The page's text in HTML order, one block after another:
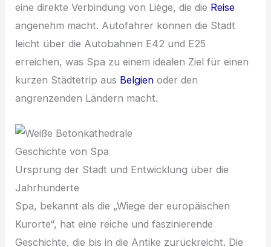
eine direkte Verbindung von Liège, die die Reise
angenehm macht. Autofahrer können die Stadt
leicht über die Autobahnen E42 und E25
erreichen, was Spa zu einem idealen Ziel für einen
kurzen Städtetrip aus Belgien oder den
angrenzenden Ländern macht.
Geschichte von Spa
Ursprung der Stadt und Entwicklung über die
Jahrhunderte
Spa, bekannt als die „Wiege der europäischen
Kurorte“, hat eine reiche und faszinierende
Geschichte, die bis in die Antike zurückreicht. Die